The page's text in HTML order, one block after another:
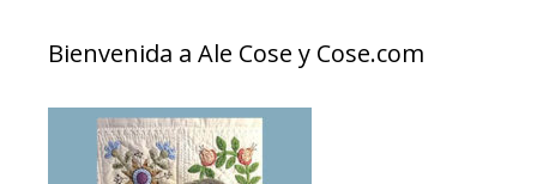
Bienvenida a Ale Cose y Cose.com